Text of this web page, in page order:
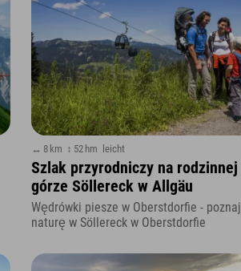
↔ 8 km ↕ 52 hm leicht
Szlak przyrodniczy na rodzinnej
górze Söllereck w Allgäu
Wędrówki piesze w Oberstdorfie - poznaj
naturę w Söllereck w Oberstdorfie